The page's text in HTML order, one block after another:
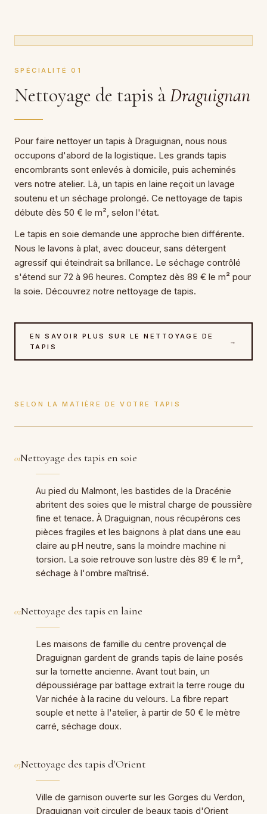
SPÉCIALITÉ 01
Nettoyage de tapis àDraguignan
Pour faire nettoyer un tapis à Draguignan, nous nous
occupons d'abord de la logistique. Les grands tapis
encombrants sont enlevés à domicile, puis acheminés
vers notre atelier. Là, un tapis en laine reçoit un lavage
soutenu et un séchage prolongé. Ce nettoyage de tapis
débute dès 50 € le m², selon l'état.
Le tapis en soie demande une approche bien différente.
Nous le lavons à plat, avec douceur, sans détergent
agressif qui éteindrait sa brillance. Le séchage contrôlé
s'étend sur 72 à 96 heures. Comptez dès 89 € le m² pour
la soie. Découvrez notre nettoyage de tapis.
EN SAVOIR PLUS SUR LE NETTOYAGE DE
TAPIS
→
SELON LA MATIÈRE DE VOTRE TAPIS
01Nettoyage des tapis en soie
Au pied du Malmont, les bastides de la Dracénie
abritent des soies que le mistral charge de poussière
fine et tenace. À Draguignan, nous récupérons ces
pièces fragiles et les baignons à plat dans une eau
claire au pH neutre, sans la moindre machine ni
torsion. La soie retrouve son lustre dès 89 € le m²,
séchage à l'ombre maîtrisé.
02Nettoyage des tapis en laine
Les maisons de famille du centre provençal de
Draguignan gardent de grands tapis de laine posés
sur la tomette ancienne. Avant tout bain, un
dépoussiérage par battage extrait la terre rouge du
Var nichée à la racine du velours. La fibre repart
souple et nette à l'atelier, à partir de 50 € le mètre
carré, séchage doux.
03Nettoyage des tapis d'Orient
Ville de garnison ouverte sur les Gorges du Verdon,
Draguignan voit circuler de beaux tapis d'Orient